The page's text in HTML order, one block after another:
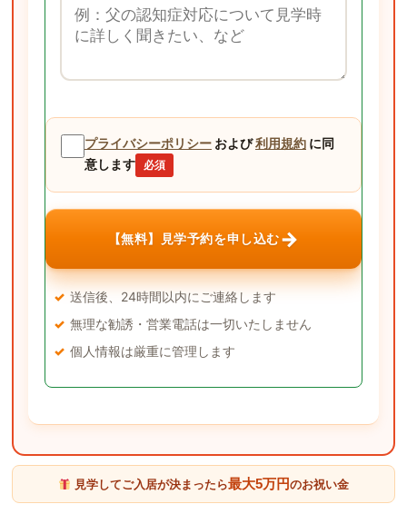
プライバシーポリシー および利用規約 に同
意します
必須
【無料】見学予約を申し込む→
送信後、24時間以内にご連絡します
無理な勧誘・営業電話は一切いたしません
個人情報は厳重に管理します
見学してご入居が決まったら最大5万円のお祝い金